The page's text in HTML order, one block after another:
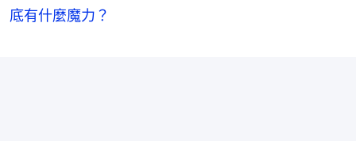
底有什麼魔力？